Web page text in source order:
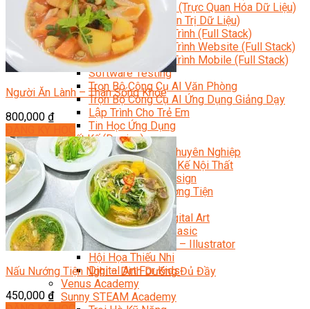
Data Visualization (Trực Quan Hóa Dữ Liệu)
Data System (Quản Trị Dữ Liệu)
Chuyên Viên Lập Trình (Full Stack)
Chuyên Viên Lập Trình Website (Full Stack)
Chuyên Viên Lập Trình Mobile (Full Stack)
Software Testing
Trọn Bộ Công Cụ AI Văn Phòng
Trọn Bộ Công Cụ AI Ứng Dụng Giảng Dạy
Lập Trình Cho Trẻ Em
Tin Học Ứng Dụng
Thiết Kế (Design)
Thiết Kế Đồ Họa Chuyên Nghiệp
Chuyên Viên Thiết Kế Nội Thất
3D Game Art & Design
Mỹ Thuật Đa Phương Tiện
3D Animation
Mỹ Thuật Số – Digital Art
Motion Graphics Basic
Adobe Photoshop – Illustrator
Hội Họa Thiếu Nhi
Digital Art For Kids
Venus Academy
Sunny STEAM Academy
Người Ăn Lành – Thân Sống Khỏe
800,000 ₫
Nấu Nướng Tiện Nghi – Dinh Dưỡng Đủ Đầy
450,000 ₫